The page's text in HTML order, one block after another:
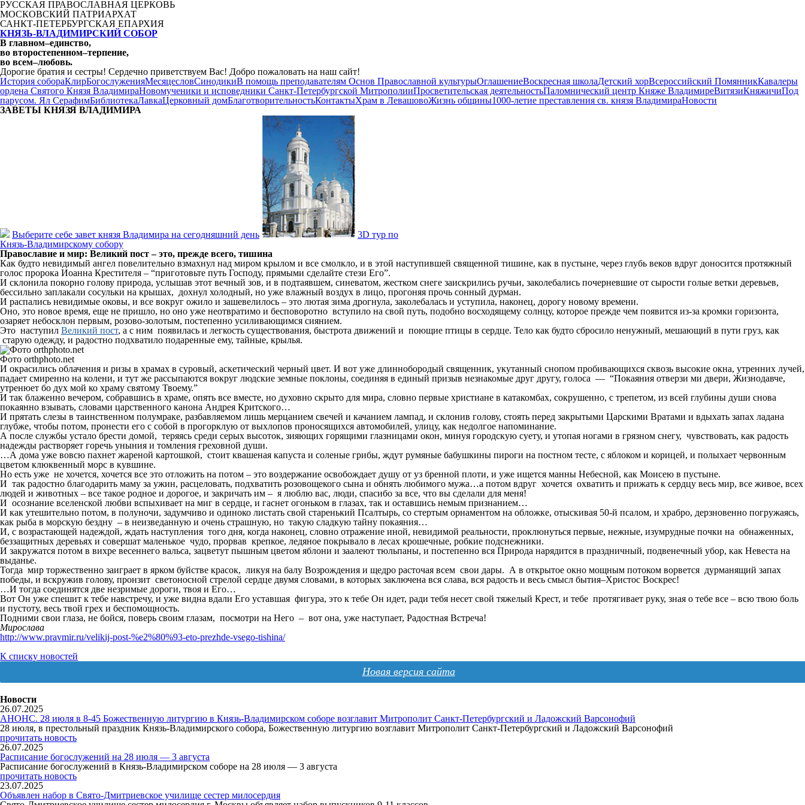
РУССКАЯ ПРАВОСЛАВНАЯ ЦЕРКОВЬ
МОСКОВСКИЙ ПАТРИАРХАТ
САНКТ-ПЕТЕРБУРГСКАЯ ЕПАРХИЯ
КНЯЗЬ-ВЛАДИМИРСКИЙ СОБОР
В главном–единство,
во второстепенном–терпение,
во всем–любовь.
Дорогие братия и сестры! Сердечно приветствуем Вас! Добро пожаловать на наш сайт!
История собораКлирБогослуженияМесяцесловСинодикиВ помощь преподавателям Основ Православной культурыОглашениеВоскресная школаДетский хорВсероссийский ПомянникКавалеры
ордена Святого Князя ВладимираНовомученики и исповедники Санкт-Петербургской МитрополииПросветительская деятельностьПаломнический центр Княже ВладимиреВитязиКняжичиПод
парусом. Ял СерафимБиблиотекаЛавкаЦерковный домБлаготворительностьКонтактыХрам в ЛевашовоЖизнь общины1000-летие преставления св. князя ВладимираНовости
ЗАВЕТЫ КНЯЗЯ ВЛАДИМИРА
Выберите себе завет князя Владимира на сегодняшний день
3D тур по
Князь-Владимирскому собору
Православие и мир: Великий пост – это, прежде всего, тишина
Как будто невидимый ангел повелительно взмахнул над миром крылом и все смолкло, и в этой наступившей священной тишине, как в пустыне, через глубь веков вдруг доносится протяжный
голос пророка Иоанна Крестителя – “приготовьте путь Господу, прямыми сделайте стези Его”.
И склонила покорно голову природа, услышав этот вечный зов, и в подтаявшем, синеватом, жестком снеге заискрились ручьи, заколебались почерневшие от сырости голые ветки деревьев,
бессильно заплакали сосульки на крышах, дохнул холодный, но уже влажный воздух в лицо, прогоняя прочь сонный дурман.
И распались невидимые оковы, и все вокруг ожило и зашевелилось – это лютая зима дрогнула, заколебалась и уступила, наконец, дорогу новому времени.
Оно, это новое время, еще не пришло, но оно уже неотвратимо и бесповоротно вступило на свой путь, подобно восходящему солнцу, которое прежде чем появится из-за кромки горизонта,
озаряет небосклон первым, розово-золотым, постепенно усиливающимся сиянием.
Это наступил Великий пост, а с ним появилась и легкость существования, быстрота движений и поющие птицы в сердце. Тело как будто сбросило ненужный, мешающий в пути груз, как
старую одежду, и радостно подхватило подаренные ему, тайные, крылья.
Фото orthphoto.net
И окрасились облачения и ризы в храмах в суровый, аскетический черный цвет. И вот уже длиннобородый священник, укутанный снопом пробивающихся сквозь высокие окна, утренних лучей,
падает смиренно на колени, и тут же рассыпаются вокруг людские земные поклоны, соединяя в единый призыв незнакомые друг другу, голоса — “Покаяния отверзи ми двери, Жизнодавче,
утренюет бо дух мой ко храму святому Твоему.”
И так блаженно вечером, собравшись в храме, опять все вместе, но духовно скрыто для мира, словно первые христиане в катакомбах, сокрушенно, с трепетом, из всей глубины души снова
покаянно взывать, словами царственного канона Андрея Критского…
И прятать слезы в таинственном полумраке, разбавляемом лишь мерцанием свечей и качанием лампад, и склонив голову, стоять перед закрытыми Царскими Вратами и вдыхать запах ладана
глубже, чтобы потом, пронести его с собой в прогорклую от выхлопов проносящихся автомобилей, улицу, как недолгое напоминание.
А после службы устало брести домой, теряясь среди серых высоток, зияющих горящими глазницами окон, минуя городскую суету, и утопая ногами в грязном снегу, чувствовать, как радость
надежды растворяет горечь уныния и томления греховной души.
…А дома уже вовсю пахнет жареной картошкой, стоит квашеная капуста и соленые грибы, ждут румяные бабушкины пироги на постном тесте, с яблоком и корицей, и полыхает червонным
цветом клюквенный морс в кувшине.
Но есть уже не хочется, хочется все это отложить на потом – это воздержание освобождает душу от уз бренной плоти, и уже ищется манны Небесной, как Моисею в пустыне.
И так радостно благодарить маму за ужин, расцеловать, подхватить розовощекого сына и обнять любимого мужа…а потом вдруг хочется охватить и прижать к сердцу весь мир, все живое, всех
людей и животных – все такое родное и дорогое, и закричать им – я люблю вас, люди, спасибо за все, что вы сделали для меня!
И осознание вселенской любви вспыхивает на миг в сердце, и гаснет огоньком в глазах, так и оставшись немым признанием…
И как утешительно потом, в полуночи, задумчиво и одиноко листать свой старенький Псалтырь, со стертым орнаментом на обложке, отыскивая 50-й псалом, и храбро, дерзновенно погружаясь,
как рыба в морскую бездну – в неизведанную и очень страшную, но такую сладкую тайну покаяния…
И, с возрастающей надеждой, ждать наступления того дня, когда наконец, словно отражение иной, невидимой реальности, проклюнуться первые, нежные, изумрудные почки на обнаженных,
беззащитных деревьях и совершат маленькое чудо, прорвав крепкое, ледяное покрывало в лесах крошечные, робкие подснежники.
И закружатся потом в вихре весеннего вальса, зацветут пышным цветом яблони и заалеют тюльпаны, и постепенно вся Природа нарядится в праздничный, подвенечный убор, как Невеста на
выданье.
Тогда мир торжественно заиграет в ярком буйстве красок, ликуя на балу Возрождения и щедро расточая всем свои дары. А в открытое окно мощным потоком ворвется дурманящий запах
победы, и вскружив голову, пронзит светоносной стрелой сердце двумя словами, в которых заключена вся слава, вся радость и весь смысл бытия–Христос Воскрес!
…И тогда соединятся две незримые дороги, твоя и Его…
Вот Он уже спешит к тебе навстречу, и уже видна вдали Его уставшая фигура, это к тебе Он идет, ради тебя несет свой тяжелый Крест, и тебе протягивает руку, зная о тебе все – всю твою боль
и пустоту, весь твой грех и беспомощность.
Подними свои глаза, не бойся, поверь своим глазам, посмотри на Него – вот она, уже наступает, Радостная Встреча!
Мирослава
http://www.pravmir.ru/velikij-post-%e2%80%93-eto-prezhde-vsego-tishina/
К списку новостей
Новая версия сайта
Новости
26.07.2025
АНОНС. 28 июля в 8-45 Божественную литургию в Князь-Владимирском соборе возглавит Митрополит Санкт-Петербургский и Ладожский Варсонофий
28 июля, в престольный праздник Князь-Владимирского собора, Божественную литургию возглавит Митрополит Санкт-Петербургский и Ладожский Варсонофий
прочитать новость
26.07.2025
Расписание богослужений на 28 июля — 3 августа
Расписание богослужений в Князь-Владимирском соборе на 28 июля — 3 августа
прочитать новость
23.07.2025
Объявлен набор в Свято-Дмитриевское училище сестер милосердия